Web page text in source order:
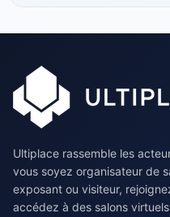
Ultiplace rassemble les
vous soyez organisateur de
exposant ou visiteur,
accédez à des salons